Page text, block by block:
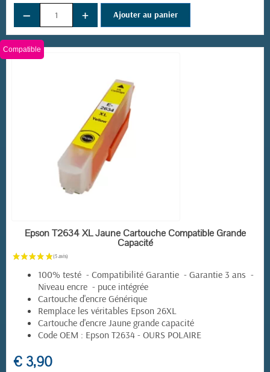
(6 avis)
− + Ajouter au panier
EN STOCK
Compatible
Epson T2634 XL Jaune Cartouche Compatible Grande
Capacité
100% testé - Compatibilité Garantie - Garantie 3 ans -
Niveau encre - puce intégrée
Cartouche d'encre Générique
Remplace les véritables Epson 26XL
Cartouche d'encre Jaune grande capacité
Code OEM : Epson T2634 - OURS POLAIRE
€ 3,90